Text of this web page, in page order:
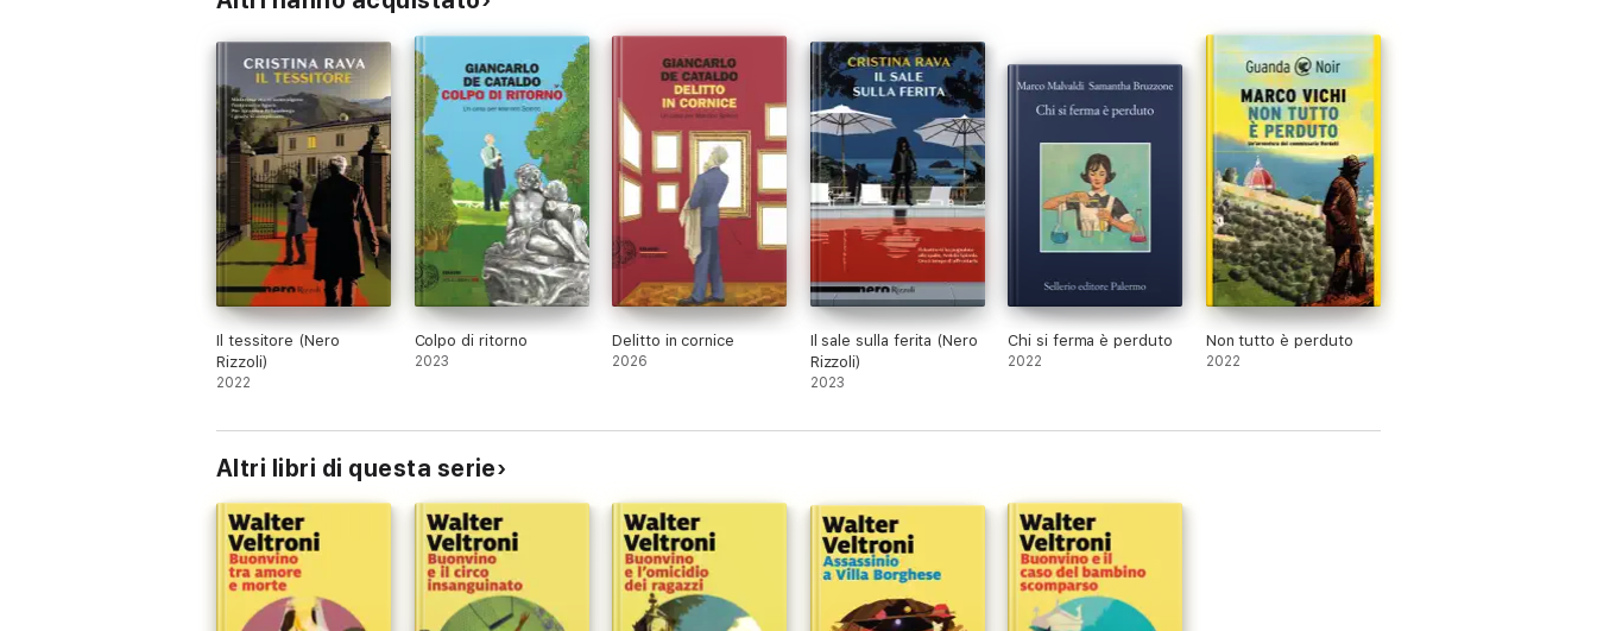
Il tessitore (Nero
Rizzoli)
2022
Colpo di ritorno
2023
Delitto in cornice
2026
Il sale sulla ferita (Nero
Rizzoli)
2023
Chi si ferma è perduto
2022
Non tutto è perduto
2022
Altri libri di questa serie